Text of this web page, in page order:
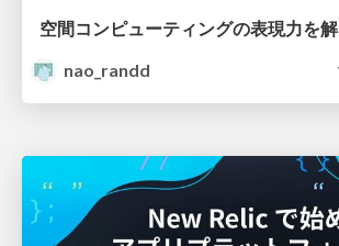
nao_randd